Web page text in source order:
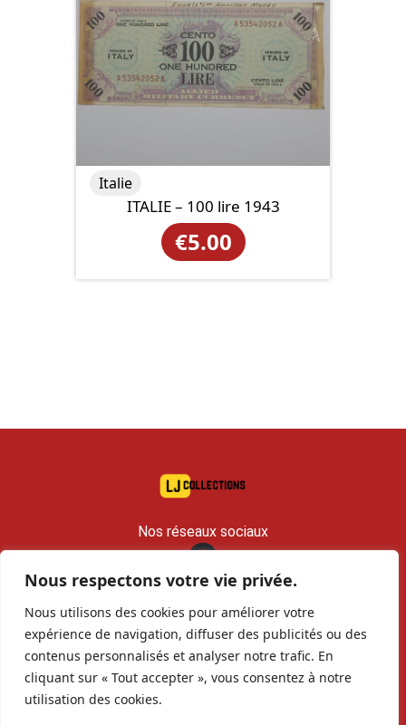
Nous respectons votre vie privée.
Nous utilisons des cookies pour améliorer votre
expérience de navigation, diffuser des publicités ou des
contenus personnalisés et analyser notre trafic. En
cliquant sur « Tout accepter », vous consentez à notre
utilisation des cookies.
ITALIE – 100 lire 1943
€5.00
Italie
Nos réseaux sociaux
contact@lj-collections.com
RCS 979 374 147 Romans
Vous voulez
vendre ?
Contact Archives